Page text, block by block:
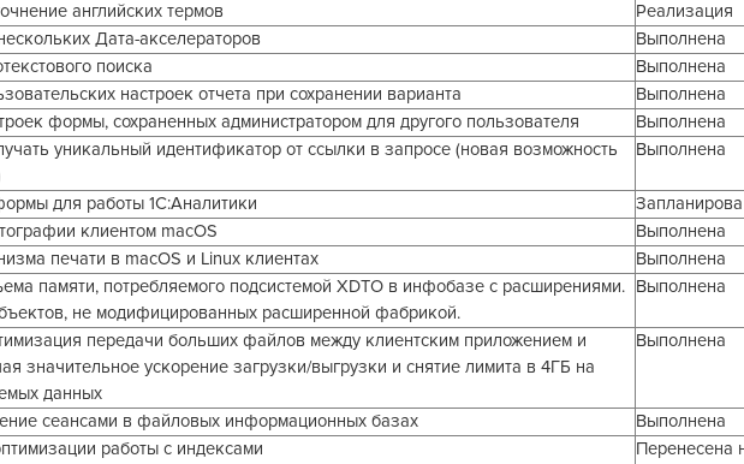
английских термов
Реализация
Дата-акселераторов
Выполнена
поиска
Выполнена
настроек отчета при сохранении варианта
Выполнена
формы, сохраненных администратором для другого пользователя
Выполнена
уникальный идентификатор от ссылки в запросе (новая возможность
Выполнена
для работы 1С:Аналитики
клиентом macOS
Выполнена
печати в macOS и Linux клиентах
Выполнена
памяти, потребляемого подсистемой XDTO в инфобазе с расширениями.
не модифицированных расширенной фабрикой.
Выполнена
передачи больших файлов между клиентским приложением и
значительное ускорение загрузки/выгрузки и снятие лимита в 4ГБ на
данных
Выполнена
сеансами в файловых информационных базах
Выполнена
работы с индексами
Перенесена